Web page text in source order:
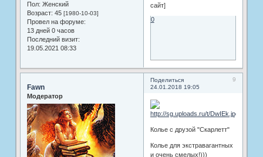
Пол: Женский
Возраст: 45 [1980-10-03]
Провел на форуме:
13 дней 0 часов
Последний визит:
19.05.2021 08:33
сайт]
0
Поделиться
9
24.01.2018 19:05
Fawn
Модератор
Колье с друзой "Скарлетт"
Колье для экстравагантных
и очень смелых!)))